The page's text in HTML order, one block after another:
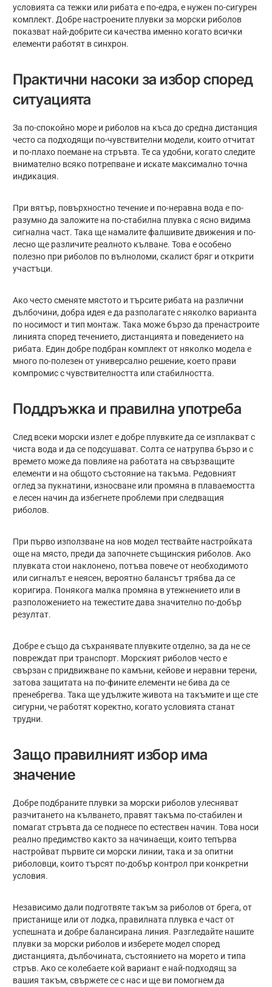
условията са тежки или рибата е по-едра, е нужен по-сигурен
комплект. Добре настроените плувки за морски риболов
показват най-добрите си качества именно когато всички
елементи работят в синхрон.
Практични насоки за избор според
ситуацията
За по-спокойно море и риболов на къса до средна дистанция
често са подходящи по-чувствителни модели, които отчитат
и по-плахо поемане на стръвта. Те са удобни, когато следите
внимателно всяко потрепване и искате максимално точна
индикация.
При вятър, повърхностно течение и по-неравна вода е по-
разумно да заложите на по-стабилна плувка с ясно видима
сигнална част. Така ще намалите фалшивите движения и по-
лесно ще различите реалното кълване. Това е особено
полезно при риболов по вълноломи, скалист бряг и открити
участъци.
Ако често сменяте мястото и търсите рибата на различни
дълбочини, добра идея е да разполагате с няколко варианта
по носимост и тип монтаж. Така може бързо да пренастроите
линията според течението, дистанцията и поведението на
рибата. Един добре подбран комплект от няколко модела е
много по-полезен от универсално решение, което прави
компромис с чувствителността или стабилността.
Поддръжка и правилна употреба
След всеки морски излет е добре плувките да се изплакват с
чиста вода и да се подсушават. Солта се натрупва бързо и с
времето може да повлияе на работата на свързващите
елементи и на общото състояние на такъма. Редовният
оглед за пукнатини, износване или промяна в плаваемостта
е лесен начин да избегнете проблеми при следващия
риболов.
При първо използване на нов модел тествайте настройката
още на място, преди да започнете същинския риболов. Ако
плувката стои наклонено, потъва повече от необходимото
или сигналът е неясен, вероятно балансът трябва да се
коригира. Понякога малка промяна в утежнението или в
разположението на тежестите дава значително по-добър
резултат.
Добре е също да съхранявате плувките отделно, за да не се
повреждат при транспорт. Морският риболов често е
свързан с придвижване по камъни, кейове и неравни терени,
затова защитата на по-фините елементи не бива да се
пренебрегва. Така ще удължите живота на такъмите и ще сте
сигурни, че работят коректно, когато условията станат
трудни.
Защо правилният избор има
значение
Добре подбраните плувки за морски риболов улесняват
разчитането на кълването, правят такъма по-стабилен и
помагат стръвта да се поднесе по естествен начин. Това носи
реално предимство както за начинаещи, които тепърва
настройват първите си морски линии, така и за опитни
риболовци, които търсят по-добър контрол при конкретни
условия.
Независимо дали подготвяте такъм за риболов от брега, от
пристанище или от лодка, правилната плувка е част от
успешната и добре балансирана линия. Разгледайте нашите
плувки за морски риболов и изберете модел според
дистанцията, дълбочината, състоянието на морето и типа
стръв. Ако се колебаете кой вариант е най-подходящ за
вашия такъм, свържете се с нас и ще ви помогнем да